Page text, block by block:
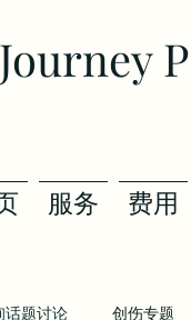
服务 费用
话题讨论 创伤专题